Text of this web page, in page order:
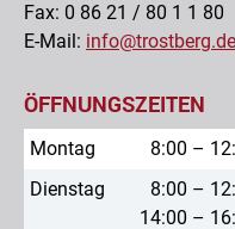
Fax: 0 86 21 / 80 1 1 80
E-Mail: info@trostberg.de
ÖFFNUNGSZEITEN
Montag
8:00 –
Dienstag
8:00 –
14:00 –